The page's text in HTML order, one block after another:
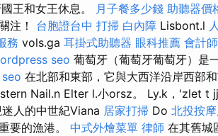
王和女王休息。
月子餐多少錢 助聽器價
注！ 台胞證台中 打掃 白內障 Lisbont.l
務 vols.ga 耳掛式助聽器 眼科推薦 會計
seo 葡萄牙（葡萄牙葡萄牙）是
seo 在北部和東部，它與大西洋沿岸西部
Nail.n Elter l.小orsz。 Ly.k，'zlet t
人的中世紀Viana 居家打掃 Do 北投按
要的漁港。 中式外燴菜單 律師 在其舊城